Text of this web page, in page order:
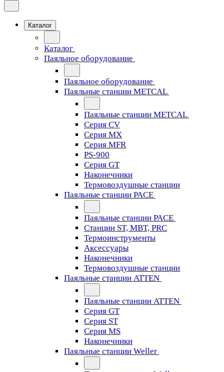
Каталог
Каталог
Паяльное оборудование
Паяльное оборудование
Паяльные станции METCAL
Паяльные станции METCAL
Серия CV
Серия MX
Серия MFR
PS-900
Серия GT
Наконечники
Термовоздушные станции
Паяльные станции PACE
Паяльные станции PACE
Станции ST, MBT, PRC
Термоинструменты
Аксессуары
Наконечники
Термовоздушные станции
Паяльные станции ATTEN
Паяльные станции ATTEN
Серия GT
Серия ST
Серия MS
Наконечники
Паяльные станции Weller